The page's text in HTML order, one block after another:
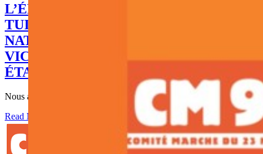
L’ÉDIFICATION AU JARDIN DES
TUILERIES DU MÉMORIAL
NATIONAL EN HOMMAGE AUX
VICTIMES DE L’ESCLAVAGE : UNE
ÉTAPE DÉCISIVE EST FRANCHIE !
Nous avons appris avec un immense plaisir, la publication
Read More